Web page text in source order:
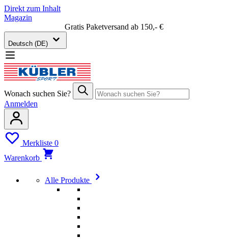
Direkt zum Inhalt
Magazin
Gratis Paketversand ab 150,- €
Deutsch (DE)
Wonach suchen Sie?
Anmelden
Merkliste 0
Warenkorb
Alle Produkte